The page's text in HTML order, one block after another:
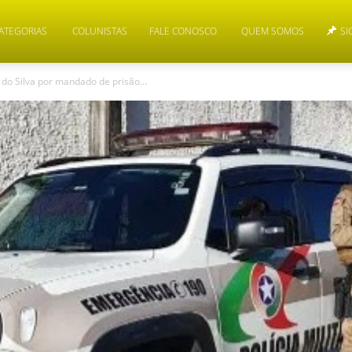
COLUNISTAS FALE CONOSCO QUEM SOMOS
Silva por mandado de prisão...